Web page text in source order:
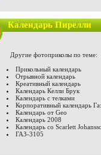
Календарь Пирелли
Другие фотоприколы по теме:
Прикольный календарь
Отрывной календарь
Креативный календарь
Календарь Келли Брук
Календарь с телками
Корпоративный календарь
Календарь от Geo
Календарь 2008
Календарь со Scarlett
ГАЗ-3105